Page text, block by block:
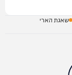
שאגת הארי